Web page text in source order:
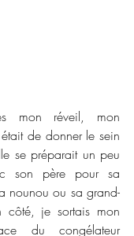
mon réveil, mon
de donner le sein
se préparait un peu
son père pour sa
nounou ou sa grand-
côté, je sortais mon
du congélateur